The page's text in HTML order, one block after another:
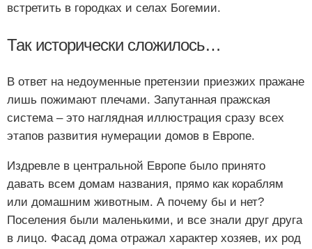
встретить в городках и селах Богемии.
Так исторически сложилось…
В ответ на недоуменные претензии приезжих пражане
лишь пожимают плечами. Запутанная пражская
система – это наглядная иллюстрация сразу всех
этапов развития нумерации домов в Европе.
Издревле в центральной Европе было принято
давать всем домам названия, прямо как кораблям
или домашним животным. А почему бы и нет?
Поселения были маленькими, и все знали друг друга
в лицо. Фасад дома отражал характер хозяев, их род